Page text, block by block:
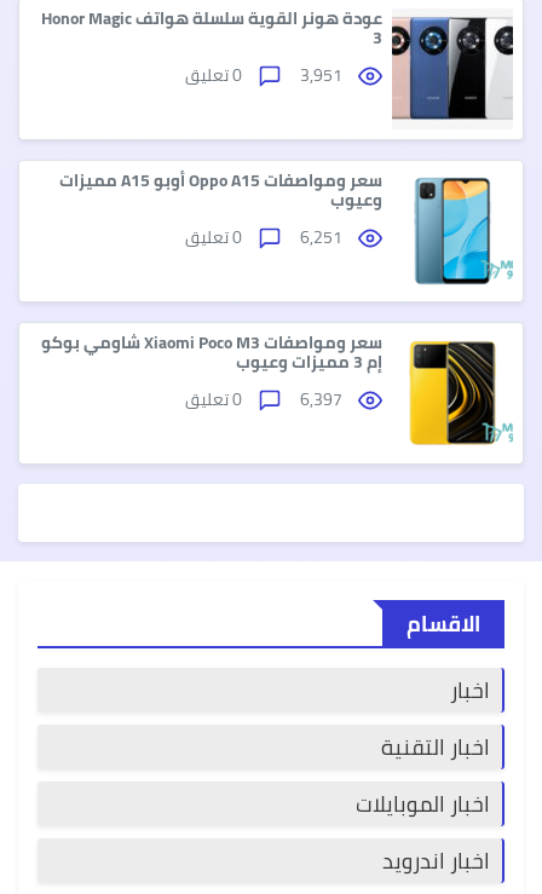
عودة هونر القوية سلسلة هواتف Honor Magic
3
سعر ومواصفات Oppo A15 أوبو A15 مميزات
وعيوب
سعر ومواصفات Xiaomi Poco M3 شاومي بوكو
إم 3 مميزات وعيوب
الاقسام
اخبار
اخبار التقنية
اخبار الموبايلات
اخبار اندرويد